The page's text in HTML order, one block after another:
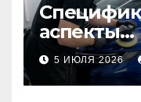
аспекты
салона
5 ИЮЛЯ 2026